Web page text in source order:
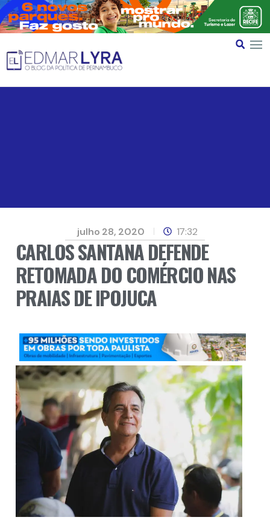
julho 28, 2020 17:32
CARLOS SANTANA DEFENDE
RETOMADA DO COMÉRCIO NAS
PRAIAS DE IPOJUCA